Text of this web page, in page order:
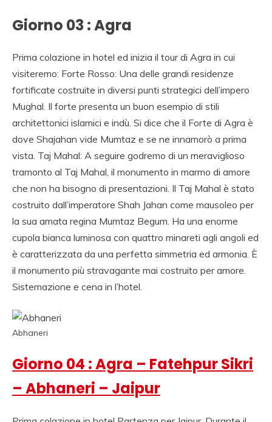
Giorno 03 : Agra
Prima colazione in hotel ed inizia il tour di Agra in cui
visiteremo: Forte Rosso: Una delle grandi residenze
fortificate costruite in diversi punti strategici dell’impero
Mughal. Il forte presenta un buon esempio di stili
architettonici islamici e indù. Si dice che il Forte di Agra è
dove Shajahan vide Mumtaz e se ne innamorò a prima
vista. Taj Mahal: A seguire godremo di un meraviglioso
tramonto al Taj Mahal, il monumento in marmo di amore
che non ha bisogno di presentazioni. Il Taj Mahal è stato
costruito dall’imperatore Shah Jahan come mausoleo per
la sua amata regina Mumtaz Begum. Ha una enorme
cupola bianca luminosa con quattro minareti agli angoli ed
è caratterizzata da una perfetta simmetria ed armonia. È
il monumento più stravagante mai costruito per amore.
Sistemazione e cena in l’hotel.
Abhaneri
Giorno 04 : Agra – Fatehpur Sikri
– Abhaneri – Jaipur